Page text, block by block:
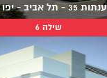
ענתות 35 - תל אביב - יפו
שילה 6